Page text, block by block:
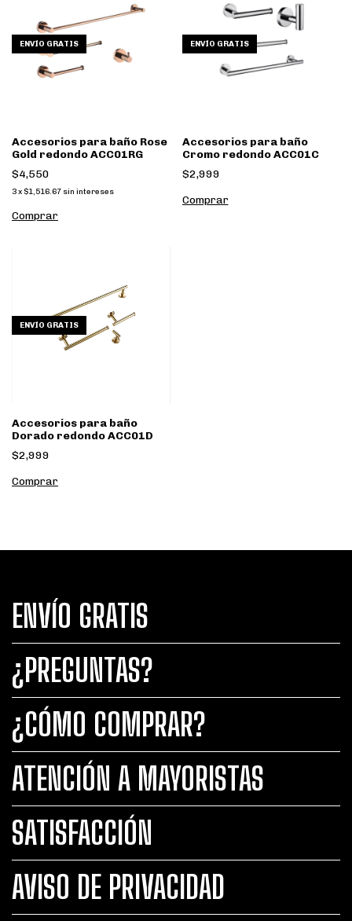
ENVÍO GRATIS
Accesorios para baño Rose
Gold redondo ACC01RG
$4,550
3x $1,516.67 sin intereses
ENVÍO GRATIS
Accesorios para baño
Cromo redondo ACC01C
$2,999
ENVÍO GRATIS
Accesorios para baño
Dorado redondo ACC01D
$2,999
ENVÍO GRATIS
¿PREGUNTAS?
¿CÓMO COMPRAR?
ATENCIÓN A MAYORISTAS
SATISFACCIÓN
AVISO DE PRIVACIDAD